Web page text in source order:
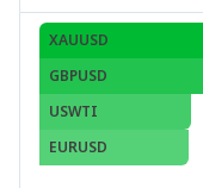
XAUUSD
GBPUSD
USWTI
EURUSD